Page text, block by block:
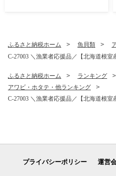
ふるさと納税ホーム 魚貝類
C-27003 ＼漁業者応援品／【北海道根室
ふるさと納税ホーム ランキング
アワビ・ホタテ・他ランキング
C-27003 ＼漁業者応援品／【北海道根室
プライバシーポリシー 運営